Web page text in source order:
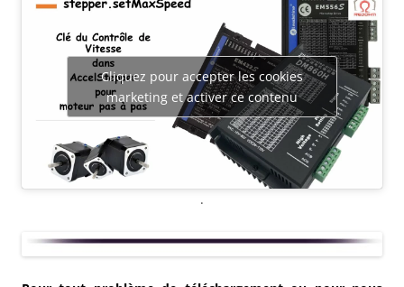
Cliquez pour accepter les cookies
marketing et activer ce contenu
.